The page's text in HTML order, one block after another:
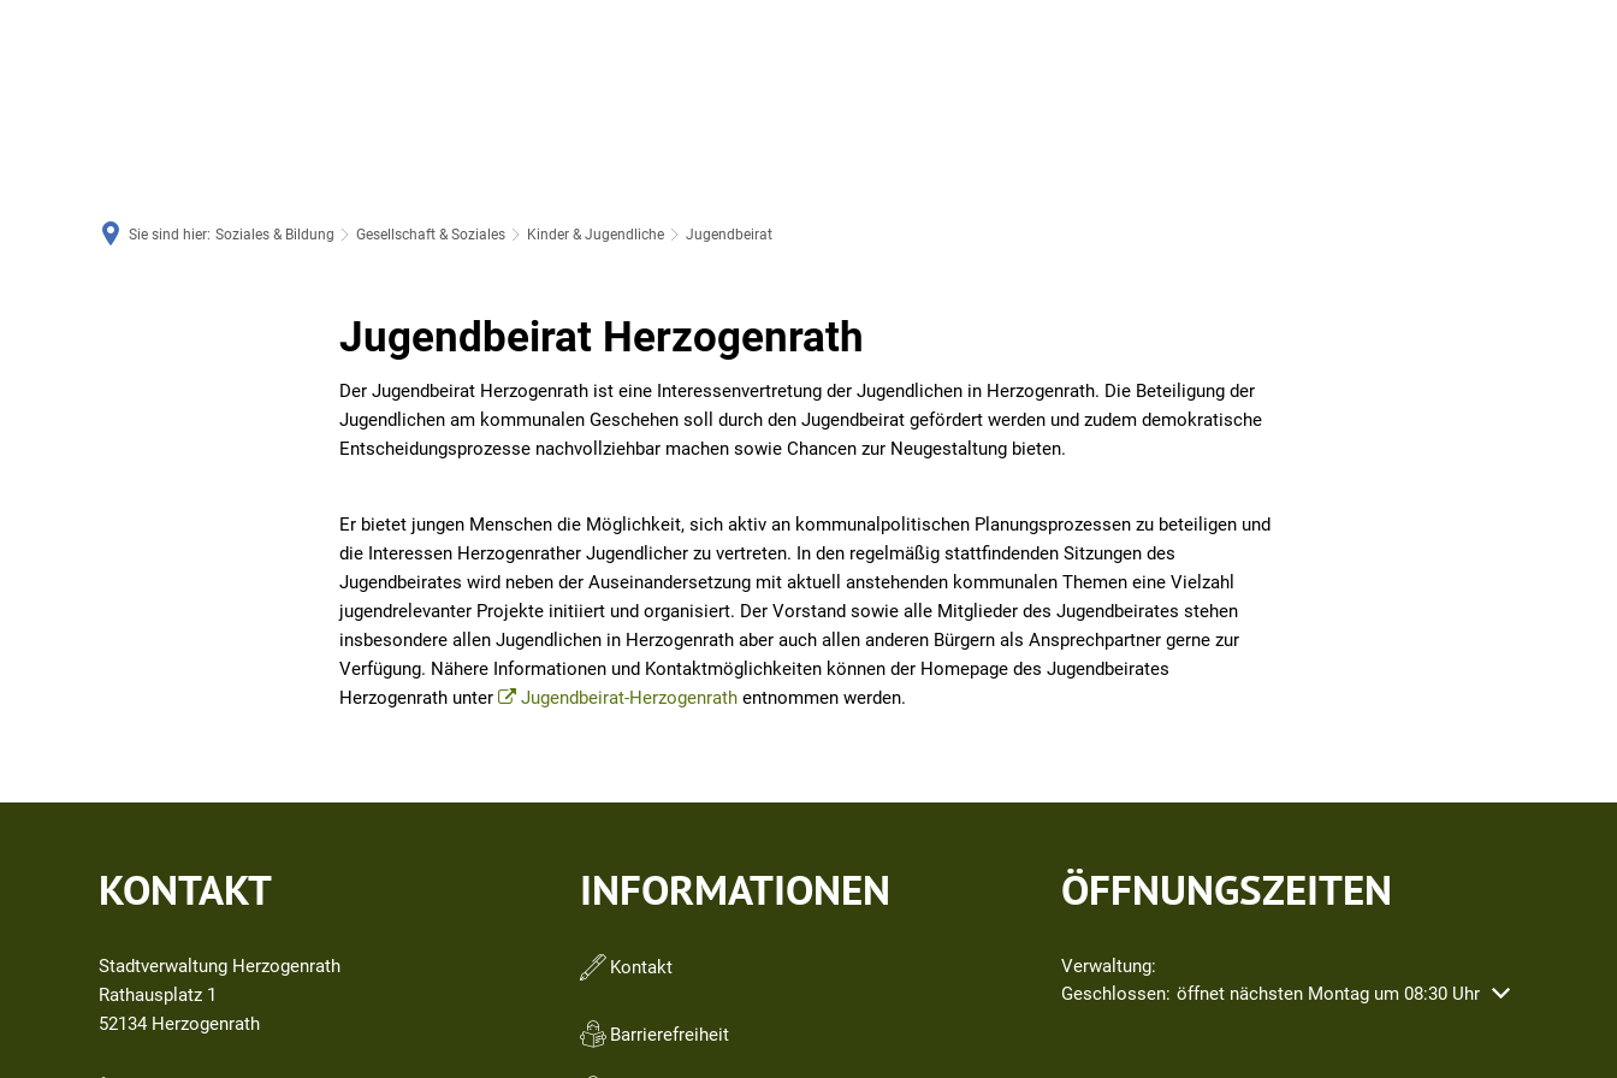
Sie sind hier: Soziales & Bildung Gesellschaft & Soziales Kinder & Jugendliche Jugendbeirat
Jugendbeirat Herzogenrath
Der Jugendbeirat Herzogenrath ist eine Interessenvertretung der Jugendlichen in Herzogenrath. Die Beteiligung der
Jugendlichen am kommunalen Geschehen soll durch den Jugendbeirat gefördert werden und zudem demokratische
Entscheidungsprozesse nachvollziehbar machen sowie Chancen zur Neugestaltung bieten.
Er bietet jungen Menschen die Möglichkeit, sich aktiv an kommunalpolitischen Planungsprozessen zu beteiligen und
die Interessen Herzogenrather Jugendlicher zu vertreten. In den regelmäßig stattfindenden Sitzungen des
Jugendbeirates wird neben der Auseinandersetzung mit aktuell anstehenden kommunalen Themen eine Vielzahl
jugendrelevanter Projekte initiiert und organisiert. Der Vorstand sowie alle Mitglieder des Jugendbeirates stehen
insbesondere allen Jugendlichen in Herzogenrath aber auch allen anderen Bürgern als Ansprechpartner gerne zur
Verfügung. Nähere Informationen und Kontaktmöglichkeiten können der Homepage des Jugendbeirates
Herzogenrath unter
Jugendbeirat-Herzogenrathentnommen werden.
KONTAKT
Stadtverwaltung Herzogenrath
Rathausplatz 1
52134 Herzogenrath
INFORMATIONEN
Kontakt
Barrierefreiheit
ÖFFNUNGSZEITEN
Verwaltung:
Klicken, um weitere Öffnungs- oder Schließzeiten auszublenden
Geschlossen: öffnet nächsten Montag um 08:30 Uhr